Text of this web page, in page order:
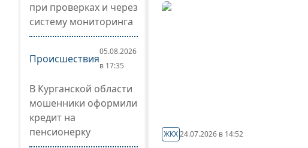
при проверках и через
систему мониторинга
Происшествия
05.08.2026
в 17:35
В Курганской области
мошенники оформили
кредит на
пенсионерку
ЖКХ24.07.2026 в 14:52